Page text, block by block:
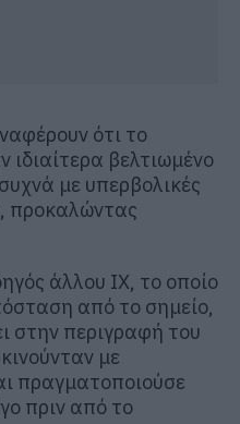
ότι το
ιδιαίτερα βελτιωμένο
με υπερβολικές
προκαλώντας
άλλου ΙΧ, το οποίο
από το σημείο,
στην περιγραφή του
με
πραγματοποιούσε
πριν από το